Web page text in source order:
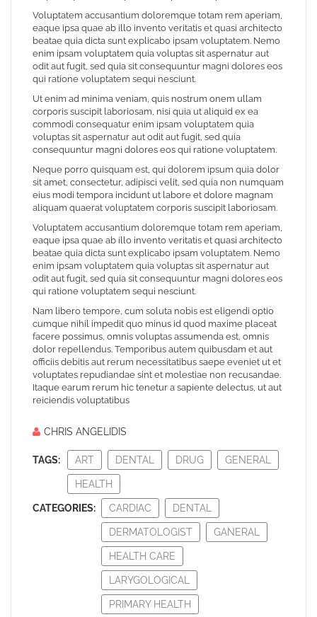
Voluptatem accusantium doloremque totam rem aperiam,
eaque ipsa quae ab illo invento veritatis et quasi architecto
beatae quia dicta sunt explicabo ipsam voluptatem. Nemo
enim ipsam voluptatem quia voluptas sit aspernatur aut
odit aut fugit, sed quia sit consequuntur magni dolores eos
qui ratione voluptatem sequi nesciunt.
Ut enim ad minima veniam, quis nostrum onem ullam
corporis suscipit laboriosam, nisi quia ut aliquid ex ea
commodi consequatur enim ipsam voluptatem quia
voluptas sit aspernatur aut odit aut fugit, sed quia
consequuntur magni dolores eos qui ratione voluptatem.
Neque porro quisquam est, qui dolorem ipsum quia dolor
sit amet, consectetur, adipisci velit, sed quia non numquam
eius modi tempora incidunt ut labore et dolore magnam
aliquam quaerat voluptatem corporis suscipit laboriosam.
Voluptatem accusantium doloremque totam rem aperiam,
eaque ipsa quae ab illo invento veritatis et quasi architecto
beatae quia dicta sunt explicabo ipsam voluptatem. Nemo
enim ipsam voluptatem quia voluptas sit aspernatur aut
odit aut fugit, sed quia sit consequuntur magni dolores eos
qui ratione voluptatem sequi nesciunt.
Nam libero tempore, cum soluta nobis est eligendi optio
cumque nihil impedit quo minus id quod maxime placeat
facere possimus, omnis voluptas assumenda est, omnis
dolor repellendus. Temporibus autem quibusdam et aut
officiis debitis aut rerum necessitatibus saepe eveniet ut et
voluptates repudiandae sint et molestiae non recusandae.
Itaque earum rerum hic tenetur a sapiente delectus, ut aut
reiciendis voluptatibus
CHRIS ANGELIDIS
TAGS: ART DENTAL DRUG GENERAL
HEALTH
CATEGORIES: CARDIAC DENTAL
DERMATOLOGIST GANERAL
HEALTH CARE
LARYGOLOGICAL
PRIMARY HEALTH